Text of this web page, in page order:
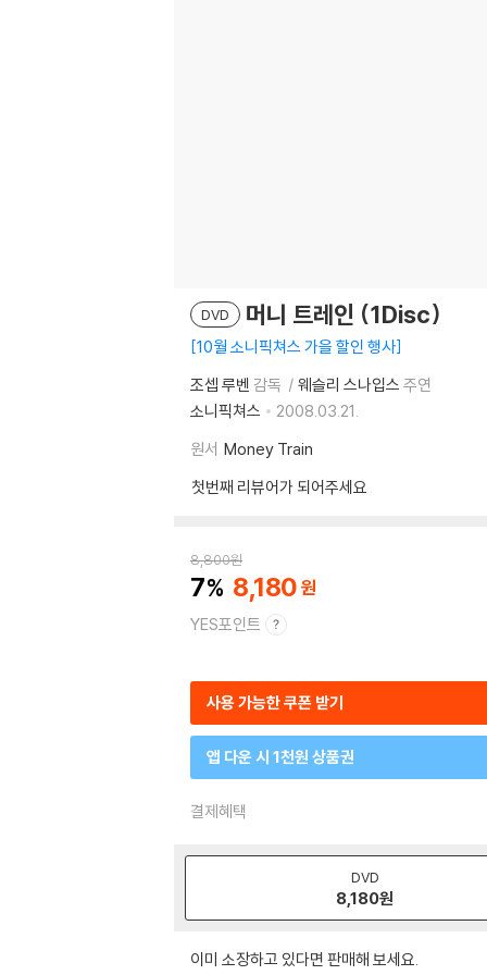
DVD 머니 트레인 (1Disc)
10월 소니픽쳐스 가을 할인 행사
조셉 루벤 감독 웨슬리 스나입스 주연
소니픽쳐스
2008.03.21.
원서 Money Train
첫번째 리뷰어가 되어주세요
8,800원
7 8,180
YES포인트
사용 가능한 쿠폰 받기
앱 다운 시 1천원 상품권
결제혜택
DVD
8,180원
이미 소장하고 있다면 판매해 보세요.